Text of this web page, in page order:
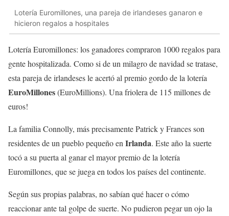
Lotería Euromillones, una pareja de irlandeses ganaron e
hicieron regalos a hospitales
Lotería Euromillones: los ganadores compraron 1000 regalos para
gente hospitalizada. Como si de un milagro de navidad se tratase,
esta pareja de irlandeses le acertó al premio gordo de la lotería
EuroMillones(EuroMillions). Una friolera de 115 millones de
euros!
La familia Connolly, más precisamente Patrick y Frances son
residentes de un pueblo pequeño enIrlanda. Este año la suerte
tocó a su puerta al ganar el mayor premio de la lotería
Euromillones, que se juega en todos los países del continente.
Según sus propias palabras, no sabían qué hacer o cómo
reaccionar ante tal golpe de suerte. No pudieron pegar un ojo la